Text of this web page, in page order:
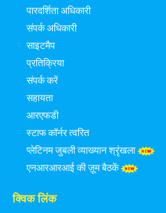
पारदर्शिता अधिकारी
संपर्क अधिकारी
साइटमैप
प्रतिक्रिया
संपर्क करें
सहायता
आरएफडी
स्टाफ कॉर्नर त्वरित
प्लेटिनम जुबली व्याख्यान श्रृंखला
एनआरआरआई की ज़ूम बैठकें
क्विक लिंक